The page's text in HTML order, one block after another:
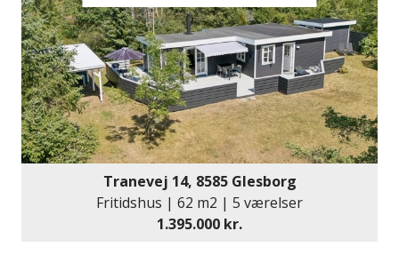
Tranevej 14, 8585 Glesborg
Fritidshus | 62 m2 | 5 værelser
1.395.000 kr.